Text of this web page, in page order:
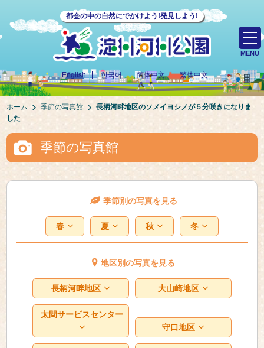
都会の中の自然にでかけよう!発見しよう!
English 한국어 简体中文 繁体中文
MENU
ホーム 季節の写真館
長柄河畔地区のソメイヨシノが５分咲きになりま
した
季節の写真館
季節別の写真を見る
春 夏 秋 冬
地区別の写真を見る
長柄河畔地区 大山崎地区
太間サービスセンター
守口地区